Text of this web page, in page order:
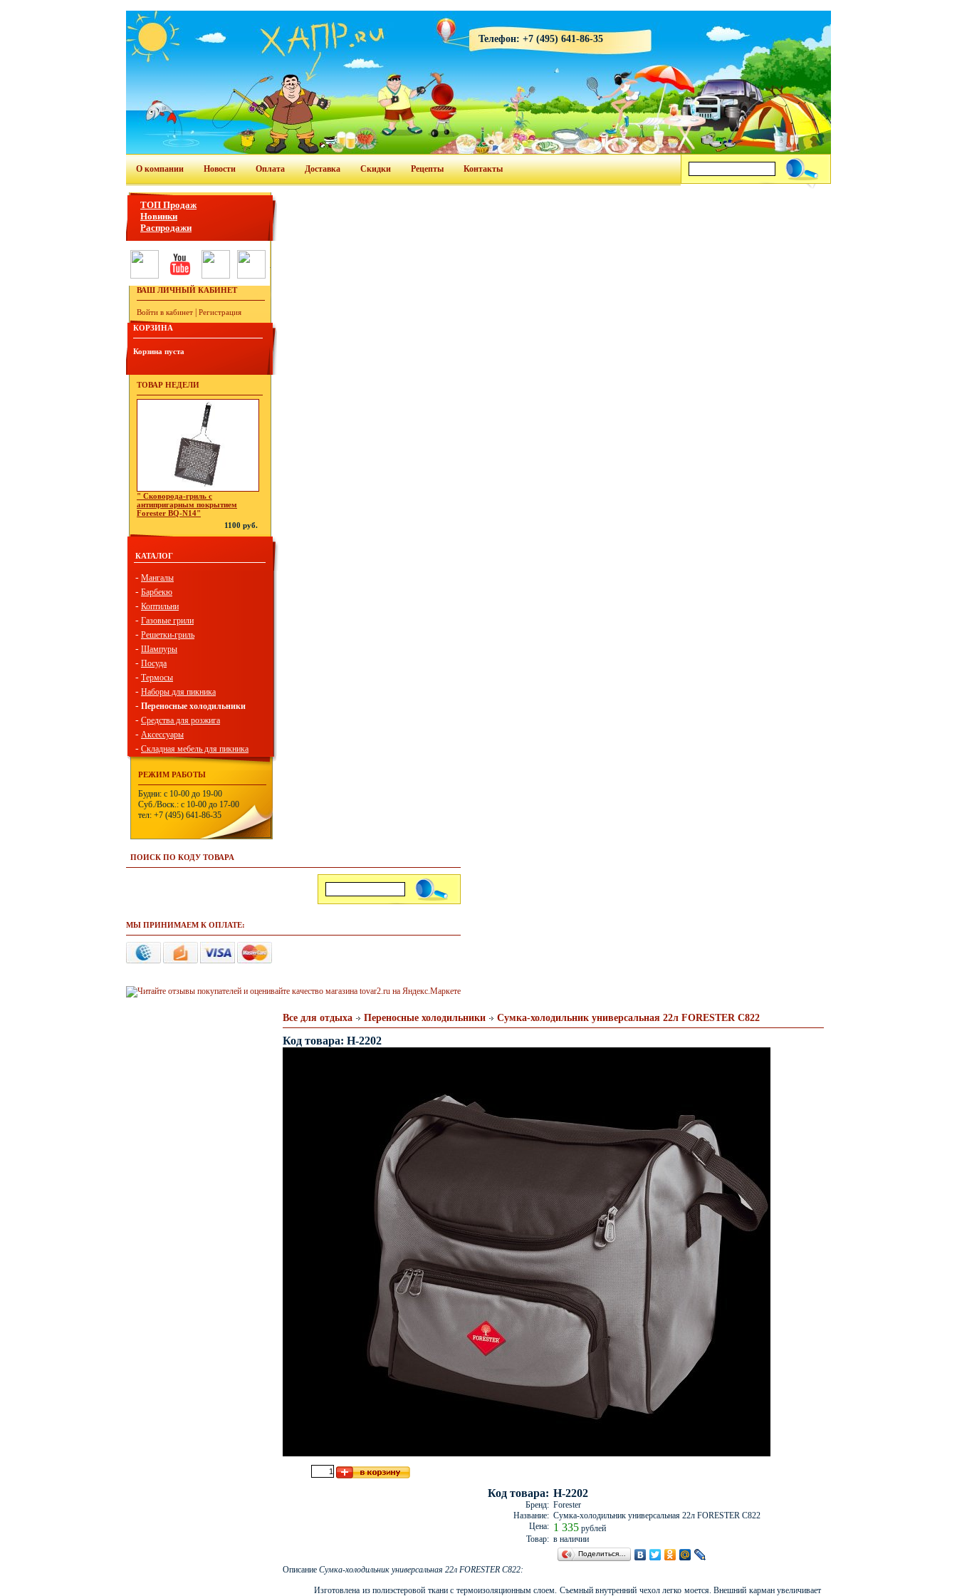
Телефон: +7 (495) 641-86-35
О компании Новости Оплата Доставка Скидки Рецепты Контакты
ТОП Продаж
Новинки
Распродажи
ВАШ ЛИЧНЫЙ КАБИНЕТ
Войти в кабинет
Регистрация
КОРЗИНА
Корзина пуста
ТОВАР НЕДЕЛИ
" Сковорода-гриль с
антипригарным покрытием
Forester BQ-N14"
1100 руб.
КАТАЛОГ
- Мангалы
- Барбекю
- Коптильни
- Газовые грили
- Решетки-гриль
- Шампуры
- Посуда
- Термосы
- Наборы для пикника
- Переносные холодильники
- Средства для розжига
- Аксессуары
- Складная мебель для пикника
РЕЖИМ РАБОТЫ
Будни: с 10-00 до 19-00
Суб./Воск.: с 10-00 до 17-00
тел: +7 (495) 641-86-35
ПОИСК ПО КОДУ ТОВАРА
МЫ ПРИНИМАЕМ К ОПЛАТЕ:
Все для отдыха Переносные холодильники Сумка-холодильник универсальная 22л FORESTER C822
Код товара: H-2202
Код товара: H-2202
Бренд: Forester
Название: Сумка-холодильник универсальная 22л FORESTER C822
Цена: 1 335 рублей
Товар: в наличии
Поделиться…
Описание Сумка-холодильник универсальная 22л FORESTER C822:
Изготовлена из полиэстеровой ткани с термоизоляционным слоем. Съемный внутренний чехол легко моется. Внешний карман увеличивает